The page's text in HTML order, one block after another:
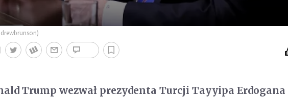
Trump wezwał prezydenta Turcji Tayyipa Erdogana